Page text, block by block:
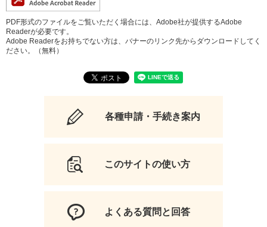
PDF形式のファイルをご覧いただく場合には、Adobe社が提供するAdobe
Readerが必要です。
Adobe Readerをお持ちでない方は、バナーのリンク先からダウンロードしてく
ださい。（無料）
各種申請・手続き案内
このサイトの使い方
よくある質問と回答